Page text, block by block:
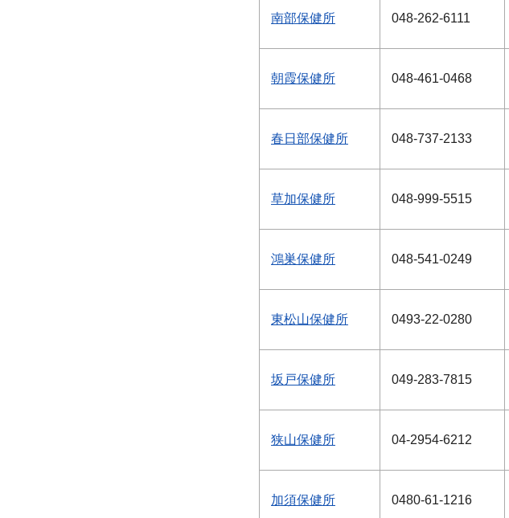
南部保健所 048-262-6111
朝霞保健所 048-461-0468
春日部保健所 048-737-2133
草加保健所 048-999-5515
鴻巣保健所 048-541-0249
東松山保健所 0493-22-0280
坂戸保健所 049-283-7815
狭山保健所 04-2954-6212
加須保健所 0480-61-1216